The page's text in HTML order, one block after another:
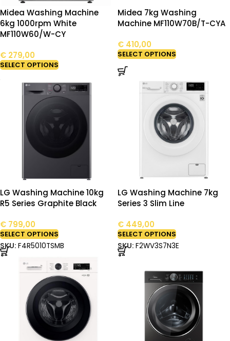
Midea Washing Machine
6kg 1000rpm White
MF110W60/W-CY
€ 279,00
SELECT OPTIONS
Midea 7kg Washing
Machine MF110W70B/T-CYA
€ 410,00
SELECT OPTIONS
LG Washing Machine 10kg
R5 Series Graphite Black
€ 799,00
SELECT OPTIONS
SKU: F4R5010TSMB
LG Washing Machine 7kg
Series 3 Slim Line
€ 449,00
SELECT OPTIONS
SKU: F2WV3S7N3E